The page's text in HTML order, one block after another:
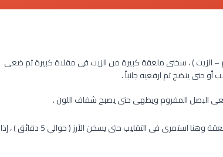
– الزيت ) ، سخنى ملعقة كبيرة من الزيت فى مقلاة كبيرة ثم ضعى
البصل المفروم ويطهى حتى يصبح شفاف اللون .
أضيفي الأرز وحاولى التخلص من أى كتل كبيرة من الأرز باستخدام ملعقة وهنا استمرى فى التقليب حتى يسخن الأرز ( حوالى 5 دقائق ) ، إذا